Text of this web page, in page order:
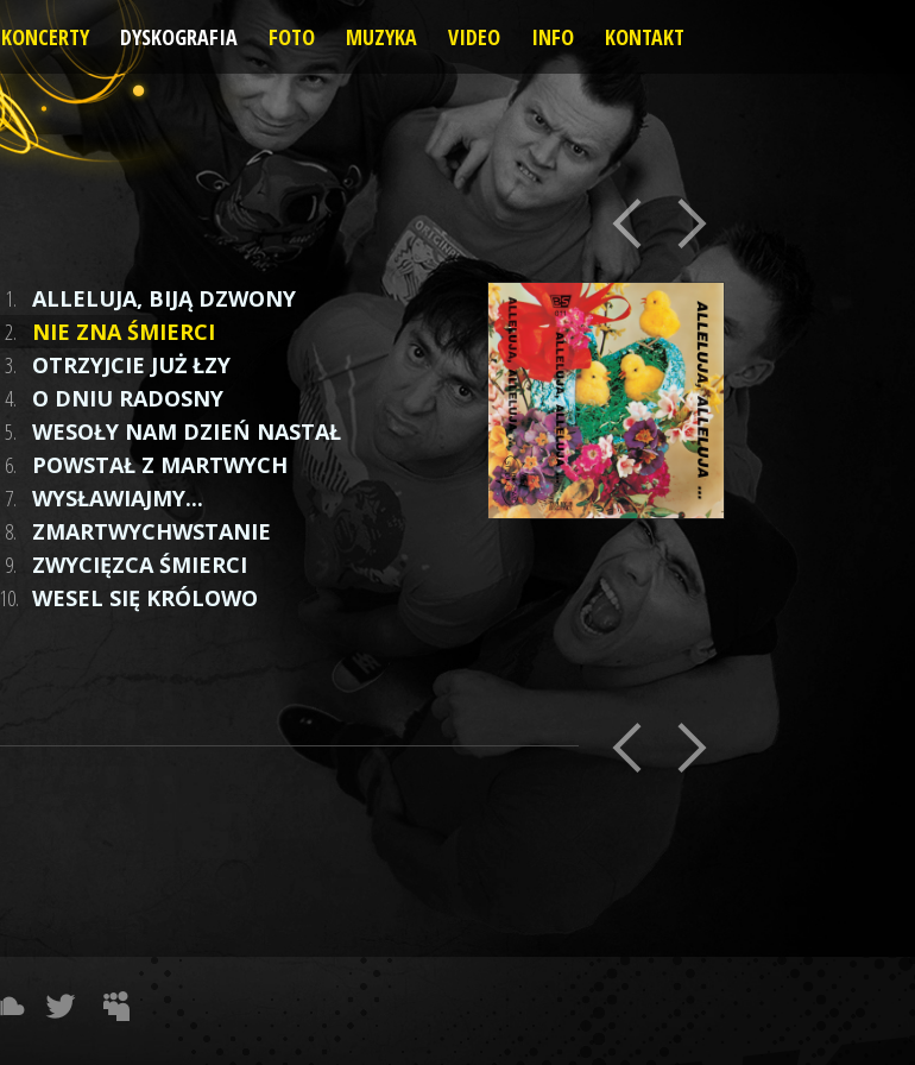
KONCERTY DYSKOGRAFIA FOTO MUZYKA VIDEO INFO KONTAKT
1.
ALLELUJA, BIJĄ DZWONY
2.
NIE ZNA ŚMIERCI
3.
OTRZYJCIE JUŻ ŁZY
4.
O DNIU RADOSNY
5.
WESOŁY NAM DZIEŃ NASTAŁ
6.
POWSTAŁ Z MARTWYCH
7.
WYSŁAWIAJMY...
8.
ZMARTWYCHWSTANIE
9.
ZWYCIĘZCA ŚMIERCI
10. WESEL SIĘ KRÓLOWO